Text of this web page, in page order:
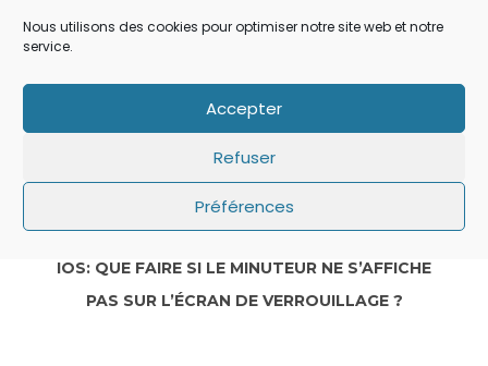
Nous utilisons des cookies pour optimiser notre site web et notre
service.
Accepter
Refuser
Préférences
IOS: QUE FAIRE SI LE MINUTEUR NE S’AFFICHE
PAS SUR L’ÉCRAN DE VERROUILLAGE ?